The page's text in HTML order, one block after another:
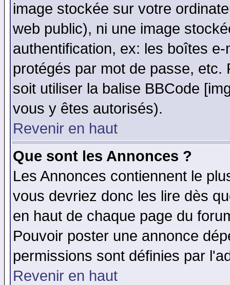
image stockée sur votre
web public), ni une image
authentification, ex: les boîtes
protégés par mot de passe,
soit utiliser la balise BBCode
vous y êtes autorisés).
Revenir en haut
Que sont les Annonces ?
Les Annonces contiennent le
vous devriez donc les lire dès
en haut de chaque page du
Pouvoir poster une annonce
permissions sont définies par
Revenir en haut